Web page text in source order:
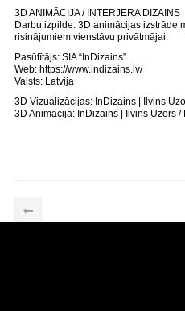
3D ANIMĀCIJA / INTERJERA DIZAINS
Darbu izpilde: 3D animācijas izstrāde
risinājumiem vienstāvu privātmājai.
Pasūtītājs: SIA “InDizains”
Web: https://www.indizains.lv/
Valsts: Latvija
3D Vizualizācijas: InDizains | Ilvins
3D Animācija: InDizains | Ilvins Uzors /